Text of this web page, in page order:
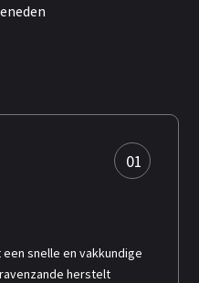
01
snelle en vakkundige
herstelt